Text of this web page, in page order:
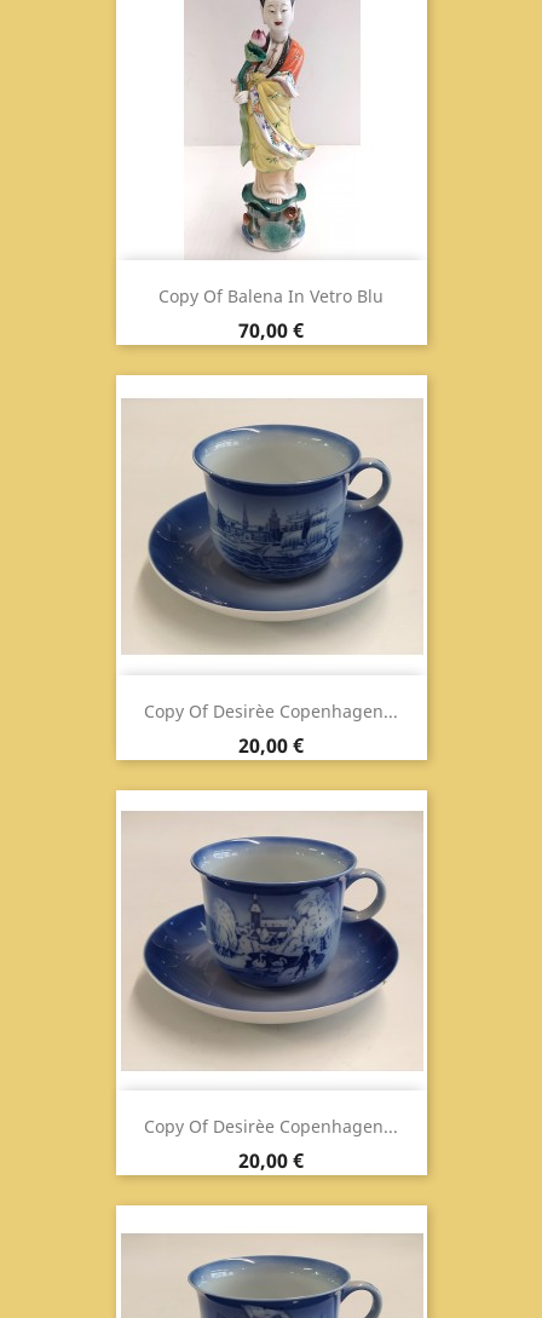
Copy Of Balena In Vetro Blu
Prix
70,00 €
Copy Of Desirèe Copenhagen...
Prix
20,00 €
Copy Of Desirèe Copenhagen...
Prix
20,00 €